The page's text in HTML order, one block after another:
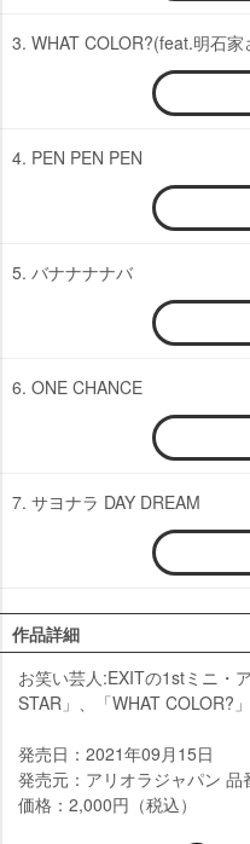
3. WHAT COLOR?(feat.明石家
4. PEN PEN PEN
5. バナナナナバ
6. ONE CHANCE
7. サヨナラ DAY DREAM
作品詳細
お笑い芸人:EXITの1stミニ・
STAR」、「WHAT COLOR?
発売日：2021年09月15日
発売元：アリオラジャパン 品
価格：2,000円（税込）